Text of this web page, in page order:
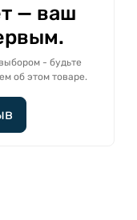
— ваш
- будьте
об этом товаре.